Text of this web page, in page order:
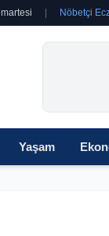
Nöbetçi
Yaşam